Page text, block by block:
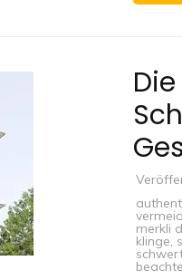
merkli
klinge,